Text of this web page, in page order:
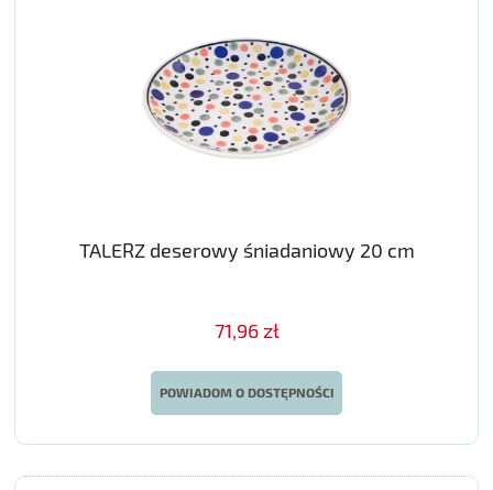
TALERZ deserowy śniadaniowy 20 cm
71,96 zł
POWIADOM O DOSTĘPNOŚCI